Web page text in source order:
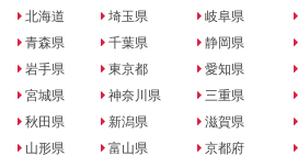
北海道
青森県
岩手県
宮城県
秋田県
山形県
埼玉県
千葉県
東京都
神奈川県
新潟県
富山県
岐阜県
静岡県
愛知県
三重県
滋賀県
京都府